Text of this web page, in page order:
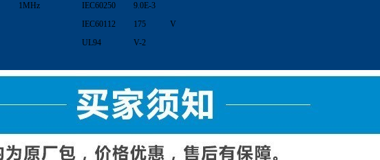
1MHz IEC60250
9.0E-3
IEC60112 175
V
UL94 V-2